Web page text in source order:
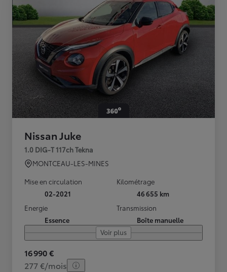
Nissan Juke
1.0 DIG-T 117ch Tekna
MONTCEAU-LES-MINES
Mise en circulation
02-2021
Kilométrage
46 655 km
Energie
Essence
Transmission
Boîte manuelle
Voir plus
16 990 €
277 €/mois